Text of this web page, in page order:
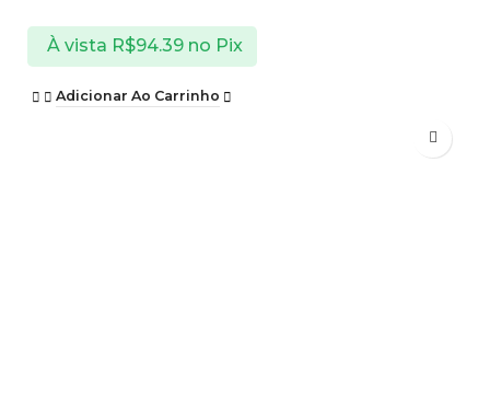
À vista R$94.39 no Pix
Adicionar Ao Carrinho